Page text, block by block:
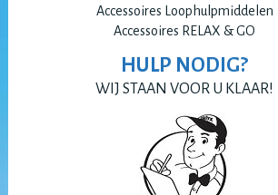
Accessoires Loophulpmiddelen
Accessoires RELAX & GO
HULP NODIG?
WIJ STAAN VOOR U KLAAR!